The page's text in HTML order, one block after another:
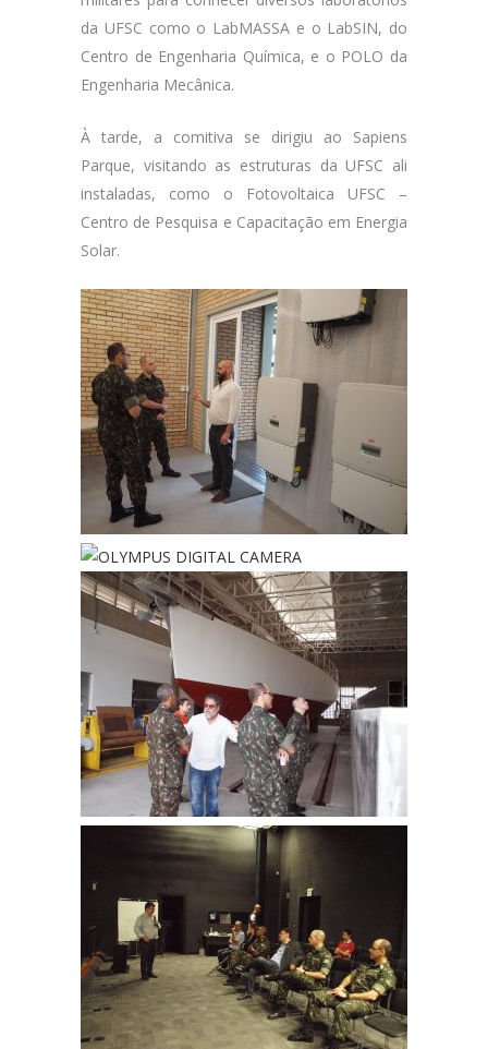
da UFSC como o LabMASSA e o LabSIN, do
Centro de Engenharia Química, e o POLO da
Engenharia Mecânica.
À tarde, a comitiva se dirigiu ao Sapiens
Parque, visitando as estruturas da UFSC ali
instaladas, como o Fotovoltaica UFSC –
Centro de Pesquisa e Capacitação em Energia
Solar.